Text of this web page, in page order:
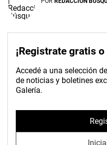
¡Registrate gratis
Accedé a una selección
de noticias y boletines
Galería.